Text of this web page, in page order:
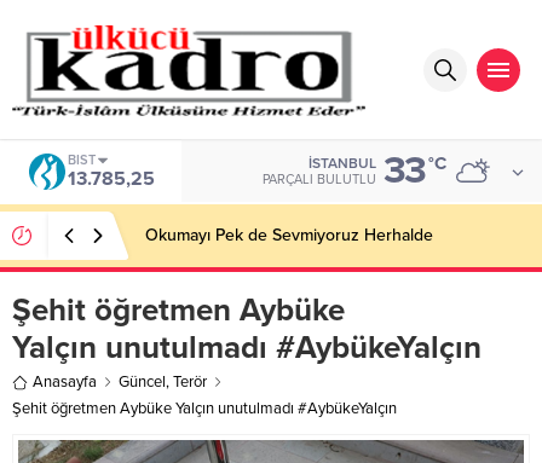
BIST
13.785,25
İSTANBUL
PARÇALI BULUTLU 33°C
Okumayı Pek de Sevmiyoruz Herhalde
Şehit öğretmen Aybüke
Yalçın unutulmadı #AybükeYalçın
Anasayfa Güncel,Terör
Şehit öğretmen Aybüke Yalçın unutulmadı #AybükeYalçın